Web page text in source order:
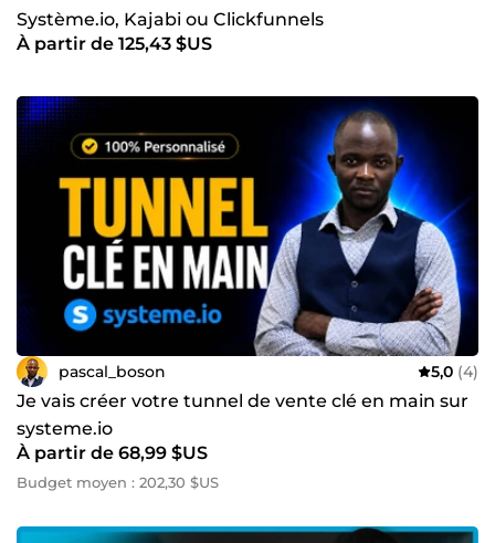
Système.io, Kajabi ou Clickfunnels
À partir de 125,43 $US
pascal_boson 5,0 (4)
Je vais créer votre tunnel de vente clé en main sur
systeme.io
À partir de 68,99 $US
Budget moyen : 202,30 $US